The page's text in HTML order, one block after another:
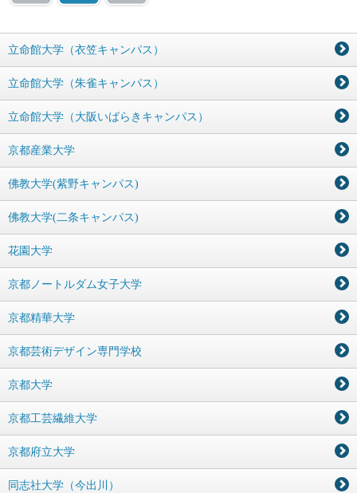
立命館大学（衣笠キャンパス）
立命館大学（朱雀キャンパス）
立命館大学（大阪いばらきキャンパス）
京都産業大学
佛教大学(紫野キャンパス)
佛教大学(二条キャンパス)
花園大学
京都ノートルダム女子大学
京都精華大学
京都芸術デザイン専門学校
京都大学
京都工芸繊維大学
京都府立大学
同志社大学（今出川）